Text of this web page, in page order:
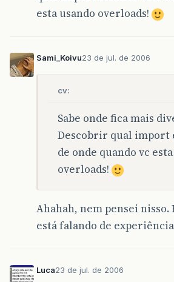
esta usando overloads!
Sami_Koivu23 de jul. de 2006
cv:
Sabe onde fica mais
Descobrir qual import
de onde quando vc
overloads!
Ahahah, nem pensei nisso.
está falando de experiência
Luca23 de jul. de 2006